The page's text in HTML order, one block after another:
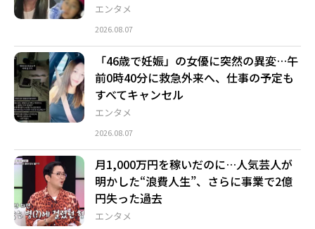
エンタメ
2026.08.07
エンタメ
「46歳で妊娠」の女優に突然の異変…午
前0時40分に救急外来へ、仕事の予定も
すべてキャンセル
2026.08.07
エンタメ
月1,000万円を稼いだのに…人気芸人が
明かした“浪費人生”、さらに事業で2億
円失った過去